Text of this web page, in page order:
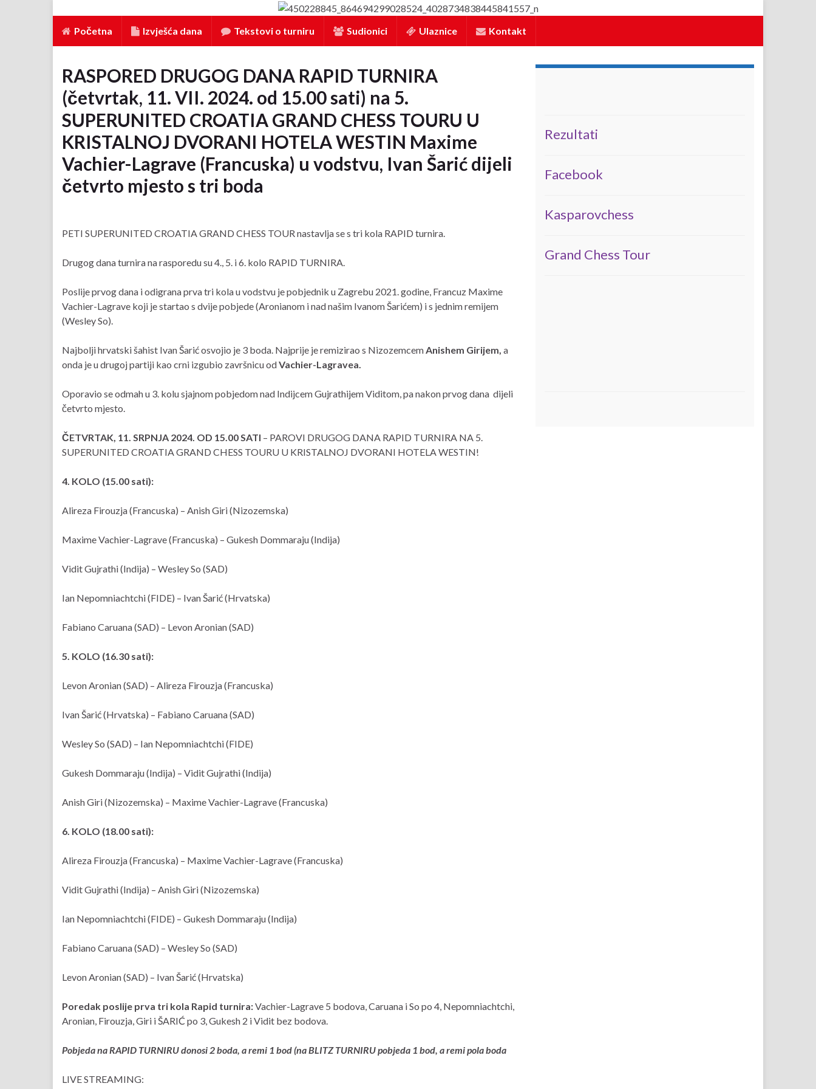
Početna Izvješća dana Tekstovi o turniru Sudionici Ulaznice Kontakt
RASPORED DRUGOG DANA RAPID TURNIRA
(četvrtak, 11. VII. 2024. od 15.00 sati) na 5.
SUPERUNITED CROATIA GRAND CHESS TOURU U
KRISTALNOJ DVORANI HOTELA WESTIN Maxime
Vachier-Lagrave (Francuska) u vodstvu, Ivan Šarić dijeli
četvrto mjesto s tri boda
PETI SUPERUNITED CROATIA GRAND CHESS TOUR nastavlja se s tri kola RAPID turnira.
Drugog dana turnira na rasporedu su 4., 5. i 6. kolo RAPID TURNIRA.
Poslije prvog dana i odigrana prva tri kola u vodstvu je pobjednik u Zagrebu 2021. godine, Francuz Maxime
Vachier-Lagrave koji je startao s dvije pobjede (Aronianom i nad našim Ivanom Šarićem) i s jednim remijem
(Wesley So).
Najbolji hrvatski šahist Ivan Šarić osvojio je 3 boda. Najprije je remizirao s NizozemcemAnishem Girijem, a
onda je u drugoj partiji kao crni izgubio završnicu odVachier-Lagravea.
Oporavio se odmah u 3. kolu sjajnom pobjedom nad Indijcem Gujrathijem Viditom, pa nakon prvog dana dijeli
četvrto mjesto.
ČETVRTAK, 11. SRPNJA 2024. OD 15.00 SATI – PAROVI DRUGOG DANA RAPID TURNIRA NA 5.
SUPERUNITED CROATIA GRAND CHESS TOURU U KRISTALNOJ DVORANI HOTELA WESTIN!
4. KOLO (15.00 sati):
Alireza Firouzja (Francuska) – Anish Giri (Nizozemska)
Maxime Vachier-Lagrave (Francuska) – Gukesh Dommaraju (Indija)
Vidit Gujrathi (Indija) – Wesley So (SAD)
Ian Nepomniachtchi (FIDE) – Ivan Šarić (Hrvatska)
Fabiano Caruana (SAD) – Levon Aronian (SAD)
5. KOLO (16.30 sati):
Levon Aronian (SAD) – Alireza Firouzja (Francuska)
Ivan Šarić (Hrvatska) – Fabiano Caruana (SAD)
Wesley So (SAD) – Ian Nepomniachtchi (FIDE)
Gukesh Dommaraju (Indija) – Vidit Gujrathi (Indija)
Anish Giri (Nizozemska) – Maxime Vachier-Lagrave (Francuska)
6. KOLO (18.00 sati):
Alireza Firouzja (Francuska) – Maxime Vachier-Lagrave (Francuska)
Vidit Gujrathi (Indija) – Anish Giri (Nizozemska)
Ian Nepomniachtchi (FIDE) – Gukesh Dommaraju (Indija)
Fabiano Caruana (SAD) – Wesley So (SAD)
Levon Aronian (SAD) – Ivan Šarić (Hrvatska)
Poredak poslije prva tri kola Rapid turnira:Vachier-Lagrave 5 bodova, Caruana i So po 4, Nepomniachtchi,
Aronian, Firouzja, Giri i ŠARIĆ po 3, Gukesh 2 i Vidit bez bodova.
Pobjeda na RAPID TURNIRU donosi 2 boda, a remi 1 bod (na BLITZ TURNIRU pobjeda 1 bod, a remi pola boda
LIVE STREAMING:
Rezultati
Facebook
Kasparovchess
Grand Chess Tour